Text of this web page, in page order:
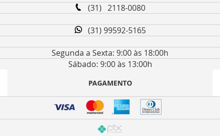
(31) 2118-0080
(31) 99592-5165
Segunda a Sexta: 9:00 às 18:00h
Sábado: 9:00 às 13:00h
PAGAMENTO